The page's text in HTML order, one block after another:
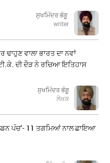
ਸੁਖਮਿੰਦਰ ਭੰਗੂ
writer
ਢਾਹੁਣ ਵਾਲਾ ਭਾਰਤ ਦਾ ਨਵਾਂ
ਦੀ ਦੌੜ ਨੇ ਰਚਿਆ ਇਤਿਹਾਸ
ਸੁਖਮਿੰਦਰ ਭੰਗੂ
ਲੇਖਕ
ਪੰਚ’- 11 ਤਗਮਿਆਂ ਨਾਲ ਛਾਇਆ